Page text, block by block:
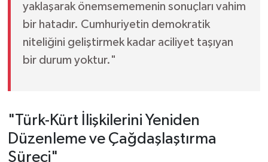
yaklaşarak önemsememenin sonuçları vahim
bir hatadır. Cumhuriyetin demokratik
niteliğini geliştirmek kadar aciliyet taşıyan
bir durum yoktur."
"Türk-Kürt İlişkilerini Yeniden
Düzenleme ve Çağdaşlaştırma
Süreci"